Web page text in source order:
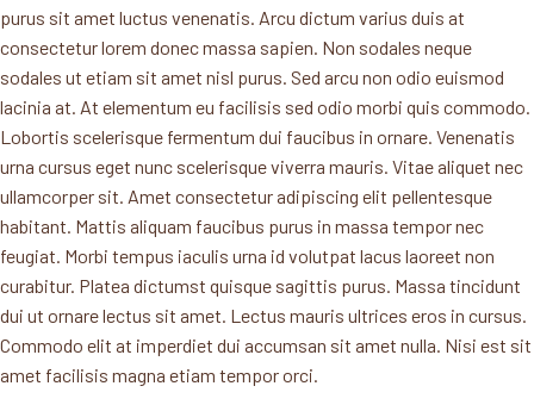
purus sit amet luctus venenatis. Arcu dictum varius duis at
consectetur lorem donec massa sapien. Non sodales neque
sodales ut etiam sit amet nisl purus. Sed arcu non odio euismod
lacinia at. At elementum eu facilisis sed odio morbi quis commodo.
Lobortis scelerisque fermentum dui faucibus in ornare. Venenatis
urna cursus eget nunc scelerisque viverra mauris. Vitae aliquet nec
ullamcorper sit. Amet consectetur adipiscing elit pellentesque
habitant. Mattis aliquam faucibus purus in massa tempor nec
feugiat. Morbi tempus iaculis urna id volutpat lacus laoreet non
curabitur. Platea dictumst quisque sagittis purus. Massa tincidunt
dui ut ornare lectus sit amet. Lectus mauris ultrices eros in cursus.
Commodo elit at imperdiet dui accumsan sit amet nulla. Nisi est sit
amet facilisis magna etiam tempor orci.